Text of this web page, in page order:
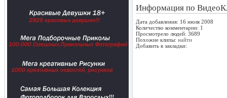
Информация по
Дата добавления: 16 июля 2008
Количество комментарии: 1
Просмотрело людей: 3689
Похожие клипы: найти
Добавить в закладки: